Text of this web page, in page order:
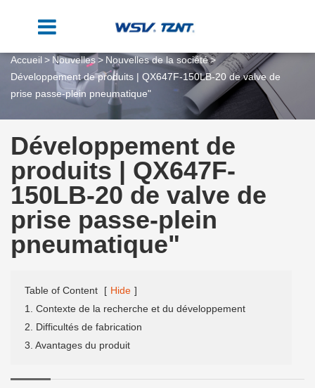
Accueil Nouvelles
Nouvelles de la société
Développement de produits | QX647F-150LB-20 de valve de
prise passe-plein pneumatique"
Développement de
produits | QX647F-
150LB-20 de valve de
prise passe-plein
pneumatique"
Table of Content [ Hide ]
1. Contexte de la recherche et du développement
2. Difficultés de fabrication
3. Avantages du produit